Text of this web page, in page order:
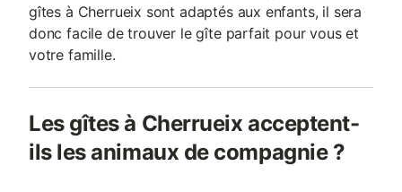
gîtes à Cherrueix sont adaptés aux enfants, il sera
donc facile de trouver le gîte parfait pour vous et
votre famille.
Les gîtes à Cherrueix acceptent-
ils les animaux de compagnie ?